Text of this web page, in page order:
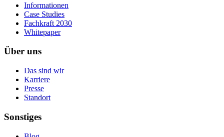
Informationen
Case Studies
Fachkraft 2030
Whitepaper
Über uns
Das sind wir
Karriere
Presse
Standort
Sonstiges